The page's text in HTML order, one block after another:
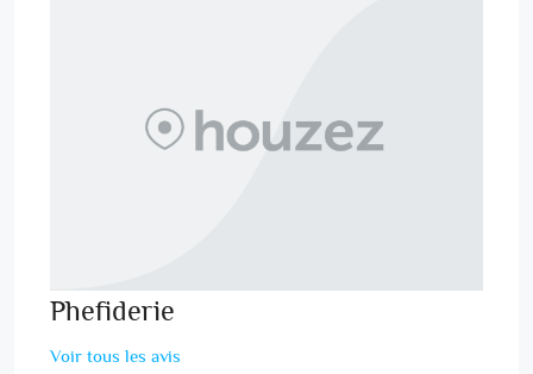
Phefiderie
Voir tous les avis